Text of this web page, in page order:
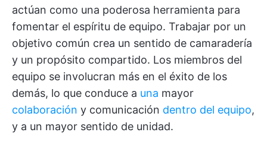
actúan como una poderosa herramienta para
fomentar el espíritu de equipo. Trabajar por un
objetivo común crea un sentido de camaradería
y un propósito compartido. Los miembros del
equipo se involucran más en el éxito de los
demás, lo que conduce a una mayor
colaboración y comunicación dentro del equipo,
y a un mayor sentido de unidad.